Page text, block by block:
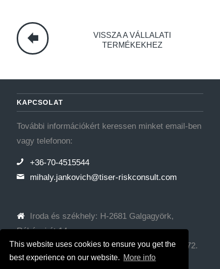
This website uses cookies to ensure you get the
best experience on our website. More info
VISSZA A VÁLLALATI
TERMÉKEKHEZ
KAPCSOLAT
További információkért keressen minket email-ben
vagy telefonon:
+36-70-4515544
mihaly.jankovich@tiser-riskconsult.com
Iroda és székhely: H-2681 Galgagyörk,
Rákóczi út 14.
Levelezési cím: H-2314 Halásztelek, Mária u. 72.